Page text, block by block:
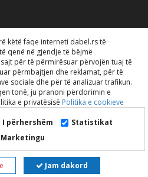
të drejtat e rezervuara..
këtë faqe interneti dabel.rs të
qenë në gjendje të bëjmë
për të përmirësuar përvojën tuaj të
përmbajtjen dhe reklamat, për të
sociale dhe për të analizuar trafikun.
tonë, ju pranoni përdorimin e
e privatësisë Politika e cookieve
I përhershëm
Statistikat
Marketingu
Jam dakord